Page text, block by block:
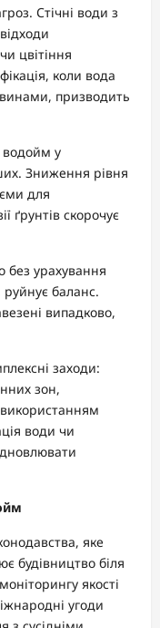
Стічні води з
цвітіння
коли вода
призводить
водойм у
Зниження рівня
для
ґрунтів скорочує
без урахування
баланс.
випадково,
заходи:
зон,
використанням
води чи
яке
будівництво біля
якості
угоди